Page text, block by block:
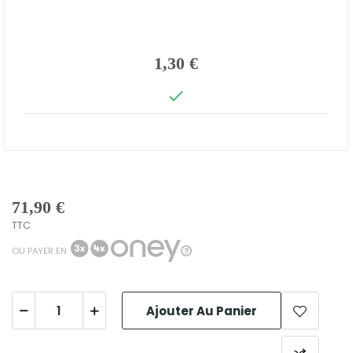
1,30 €

71,90 €
TTC
OU PAYER EN
Ajouter Au Panier